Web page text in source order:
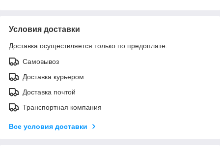
Условия доставки
Доставка осуществляется только по предоплате.
Самовывоз
Доставка курьером
Доставка почтой
Транспортная компания
Все условия доставки